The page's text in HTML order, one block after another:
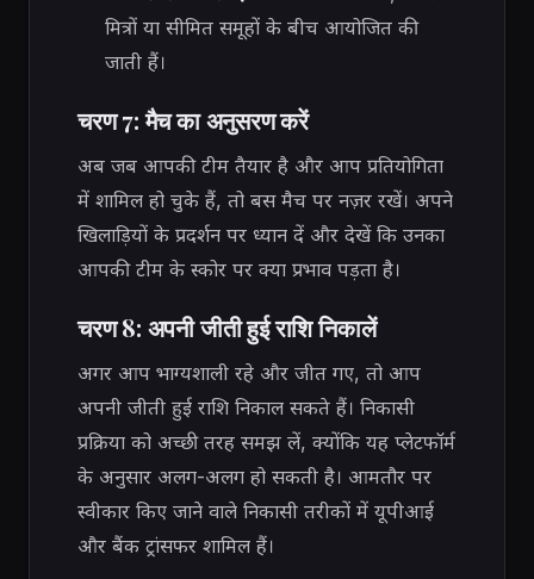
मित्रों या सीमित समूहों के बीच आयोजित की
जाती हैं।
चरण 7: मैच का अनुसरण करें
अब जब आपकी टीम तैयार है और आप प्रतियोगिता
में शामिल हो चुके हैं, तो बस मैच पर नज़र रखें। अपने
खिलाड़ियों के प्रदर्शन पर ध्यान दें और देखें कि उनका
आपकी टीम के स्कोर पर क्या प्रभाव पड़ता है।
चरण 8: अपनी जीती हुई राशि निकालें
अगर आप भाग्यशाली रहे और जीत गए, तो आप
अपनी जीती हुई राशि निकाल सकते हैं। निकासी
प्रक्रिया को अच्छी तरह समझ लें, क्योंकि यह प्लेटफॉर्म
के अनुसार अलग-अलग हो सकती है। आमतौर पर
स्वीकार किए जाने वाले निकासी तरीकों में यूपीआई
और बैंक ट्रांसफर शामिल हैं।